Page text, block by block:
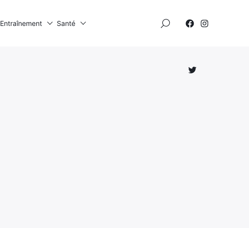
Entraînement Santé
Élément